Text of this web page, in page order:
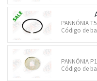
PANNÓNIA
Código de
PANNÓNIA
Código de